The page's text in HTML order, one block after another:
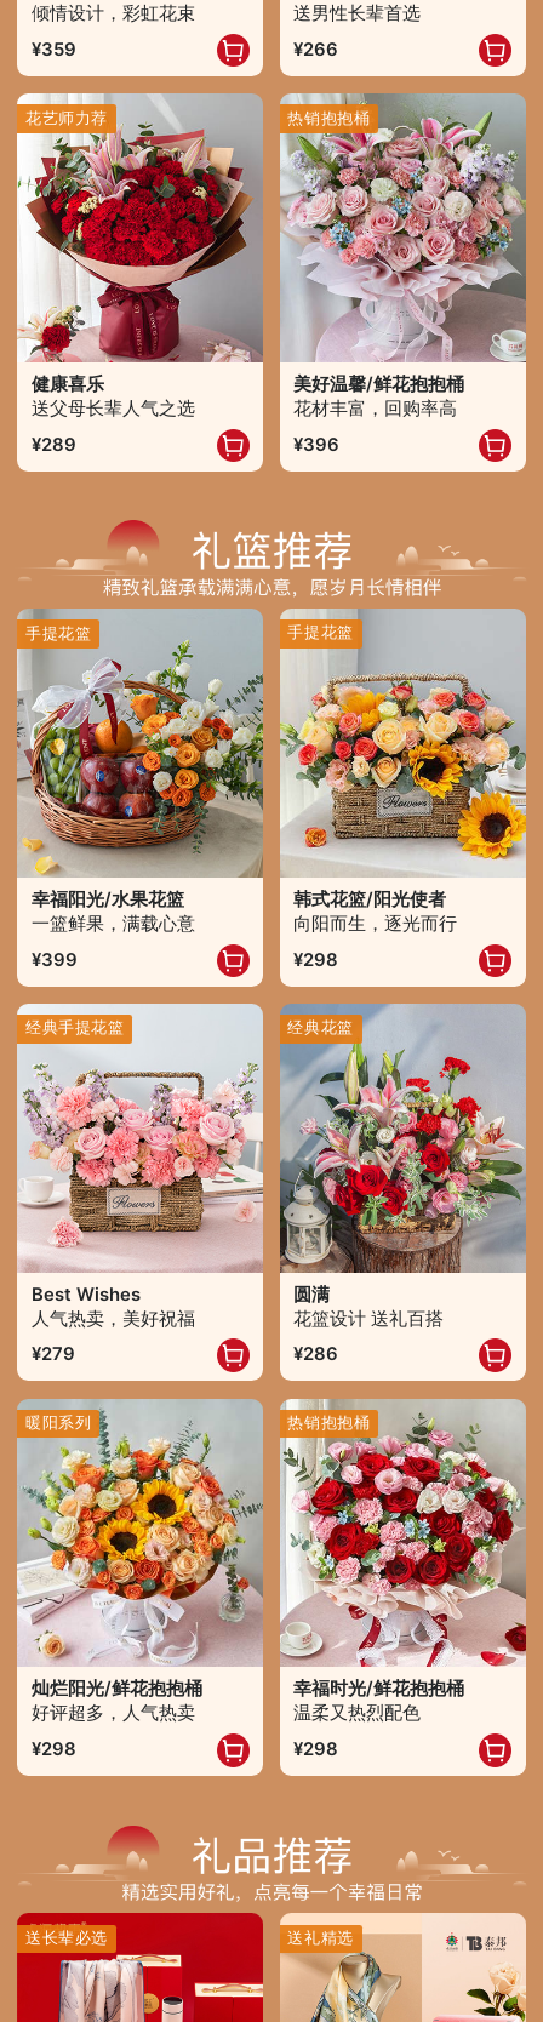
倾情设计，彩虹花束
359
送男性长辈首选
266
花艺师力荐
健康喜乐
送父母长辈人气之选
289
热销抱抱桶
美好温馨/鲜花抱抱桶
花材丰富，回购率高
396
手提花篮
幸福阳光/水果花篮
一篮鲜果，满载心意
399
手提花篮
韩式花篮/阳光使者
向阳而生，逐光而行
298
经典手提花篮
Best Wishes
人气热卖，美好祝福
279
经典花篮
圆满
花篮设计 送礼百搭
286
暖阳系列
灿烂阳光/鲜花抱抱桶
好评超多，人气热卖
298
热销抱抱桶
幸福时光/鲜花抱抱桶
温柔又热烈配色
298
送长辈必选 送礼精选